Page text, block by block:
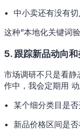
• 中小卖还有没有切
这种“本地化关键词
5. 跟踪新品动向
市场调研不只是看
作中，我会定期用
• 某个细分类目是
• 新品价格区间是